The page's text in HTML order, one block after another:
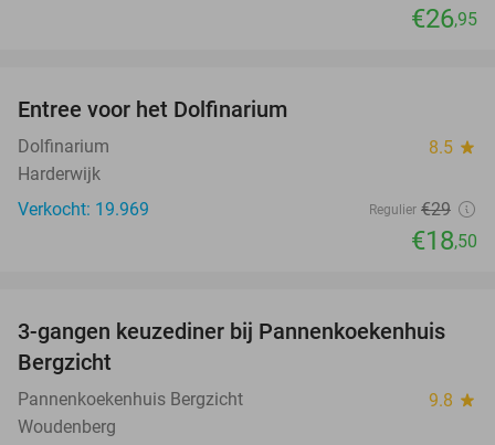
€26,95
Entree voor het Dolfinarium
Dolfinarium 8.5 star
Harderwijk
Verkocht: 19.969
Regulier €29
€18,50
42%
3-gangen keuzediner bij Pannenkoekenhuis
Bergzicht
Pannenkoekenhuis Bergzicht 9.8 star
Woudenberg